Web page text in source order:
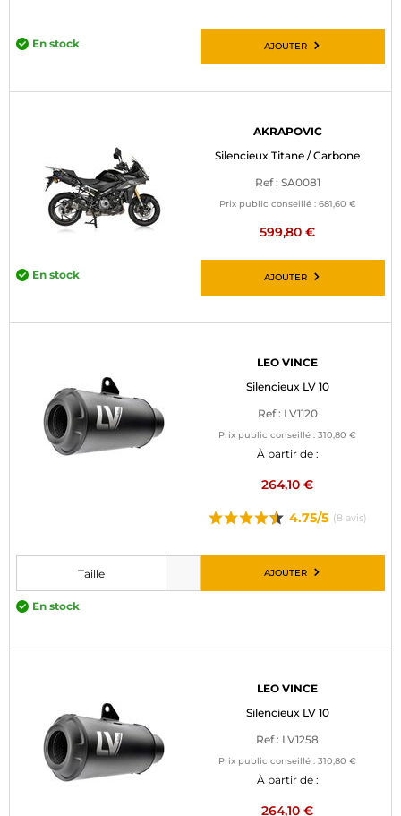
En stock AJOUTER
AKRAPOVIC
Silencieux Titane / Carbone
Ref : SA0081
Prix public conseillé : 681,60 €
599,80 €
En stock AJOUTER
LEO VINCE
Silencieux LV 10
Ref : LV1120
Prix public conseillé : 310,80 €
À partir de :
264,10 €
4.75/5 (8 avis)
Veuillez choisir une taille avant d’ajouter au panier
Taille
En stock
AJOUTER
LEO VINCE
Silencieux LV 10
Ref : LV1258
Prix public conseillé : 310,80 €
À partir de :
264,10 €